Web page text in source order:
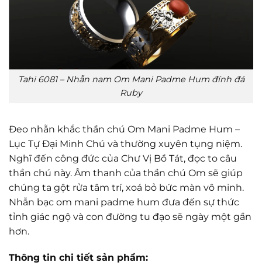
Tahi 6081 – Nhẫn nam Om Mani Padme Hum đính đá
Ruby
Đeo nhẫn khắc thần chú Om Mani Padme Hum –
Lục Tự Đại Minh Chú và thường xuyên tụng niệm.
Nghĩ đến công đức của Chư Vị Bồ Tát, đọc to câu
thần chú này. Âm thanh của thần chú Om sẽ giúp
chúng ta gột rửa tâm trí, xoá bỏ bức màn vô minh.
Nhẫn bạc om mani padme hum đưa đến sự thức
tỉnh giác ngộ và con đường tu đạo sẽ ngày một gần
hơn.
Thông tin chi tiết sản phẩm: